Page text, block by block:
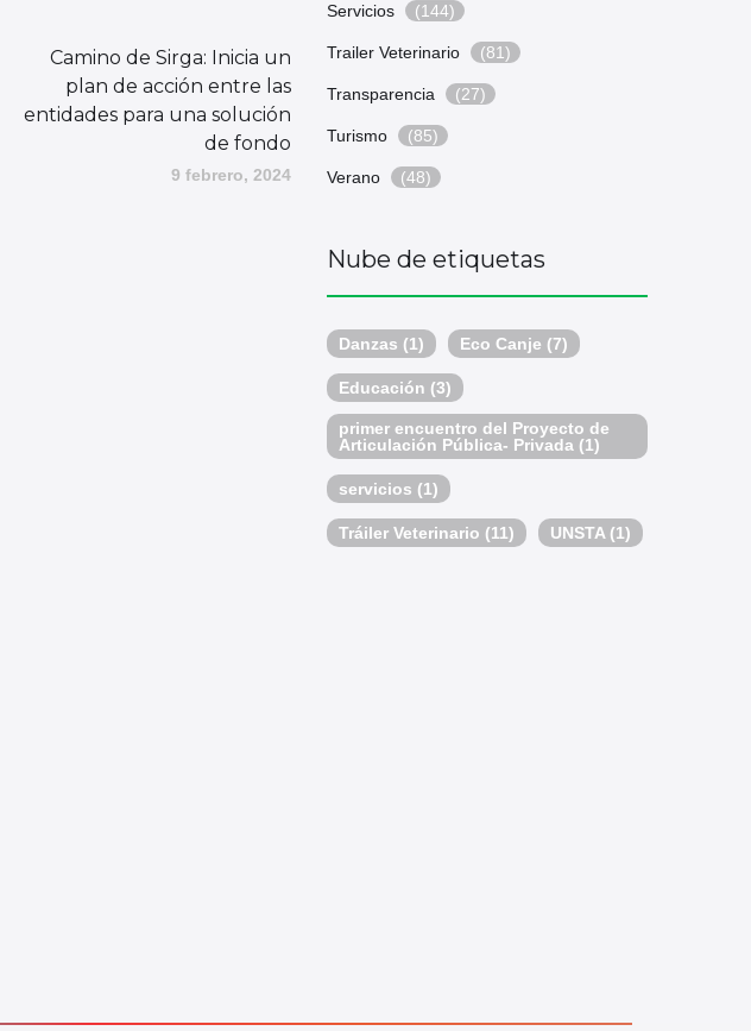
Camino de Sirga: Inicia un
plan de acción entre las
entidades para una solución
de fondo
9 febrero, 2024
Servicios (144)
Trailer Veterinario (81)
Transparencia (27)
Turismo (85)
Verano (48)
Nube de etiquetas
Danzas (1) Eco Canje (7)
Educación (3)
primer encuentro del Proyecto de
Articulación Pública- Privada (1)
servicios (1)
Tráiler Veterinario (11) UNSTA (1)